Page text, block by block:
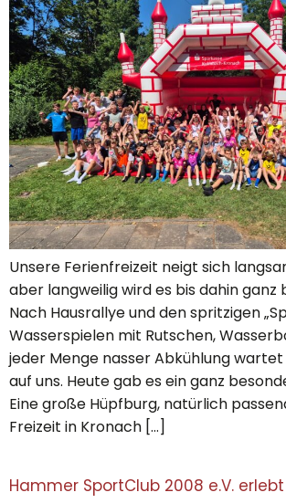
Unsere Ferienfreizeit neigt sich
aber langweilig wird es bis dahin
Nach Hausrallye und den spritzigen
Wasserspielen mit Rutschen,
jeder Menge nasser Abkühlung
auf uns. Heute gab es ein ganz
Eine große Hüpfburg, natürlich
Freizeit in Kronach […]
Hammer SportClub 2008 e.V. erlebt